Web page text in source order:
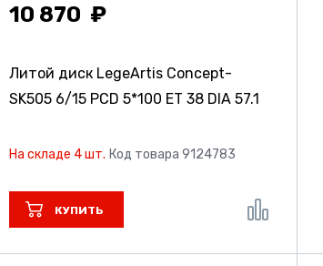
10 870
Литой диск LegeArtis Concept-
SK505 6/15 PCD 5*100 ET 38 DIA 57.1
На складе 4 шт. Код товара 9124783
КУПИТЬ